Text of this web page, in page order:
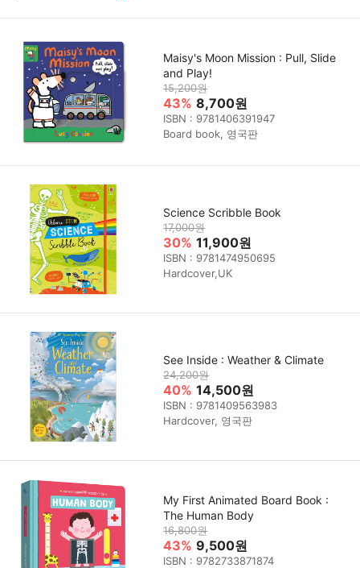
Maisy's Moon Mission : Pull, Slide
and Play!
15,200원
43% 8,700원
ISBN : 9781406391947
Board book, 영국판
Science Scribble Book
17,000원
30% 11,900원
ISBN : 9781474950695
Hardcover,UK
See Inside : Weather & Climate
24,200원
40% 14,500원
ISBN : 9781409563983
Hardcover, 영국판
My First Animated Board Book :
The Human Body
16,800원
43% 9,500원
ISBN : 9782733871874